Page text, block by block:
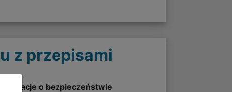
z przepisami
Informacje o bezpieczeństwie